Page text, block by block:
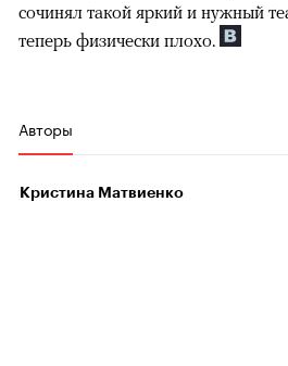
сочинял такой яркий и нужный
теперь физически плохо.
Авторы
Кристина Матвиенко